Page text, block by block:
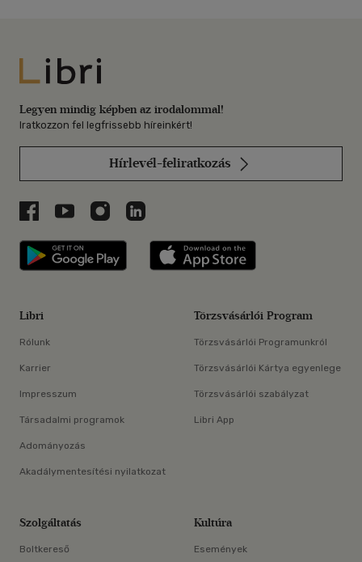
Libri
Legyen mindig képben az irodalommal!
Iratkozzon fel legfrissebb híreinkért!
Hírlevél-feliratkozás
Libri a Facebookon
Libri a Youtube-on
Libri az Instagramon
Libri a LinkedInen
Libri applikáció Szerezd meg: Google
Libri
Rólunk
Karrier
Impresszum
Társadalmi programok
Adományozás
Akadálymentesítési nyilatkozat
Törzsvásárlói Program
Törzsvásárlói Programunkról
Törzsvásárlói Kártya egyenlege
Törzsvásárlói szabályzat
Libri App
Szolgáltatás
Boltkereső
Kultúra
Események